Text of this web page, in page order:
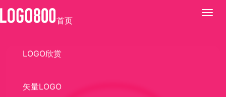
展
首页
LOGO欣赏
矢量LOGO